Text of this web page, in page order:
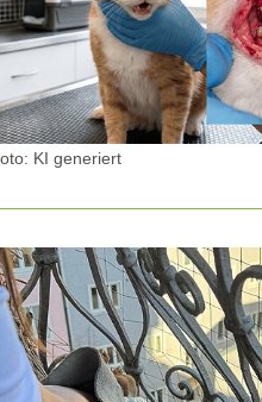
KI generiert